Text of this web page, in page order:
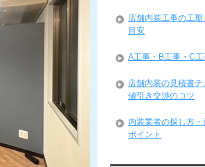
店舗内装工事の工
目安
A工事・B工事・C
店舗内装の見積書チ
値引き交渉のコツ
内装業者の探し方
ポイント